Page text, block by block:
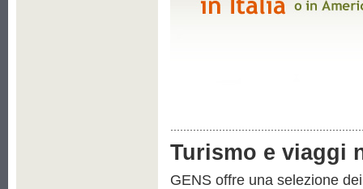
Turismo e viaggi
GENS offre una selezione